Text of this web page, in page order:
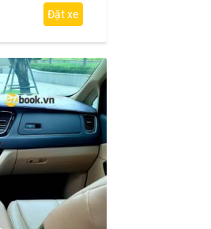
Đặt xe